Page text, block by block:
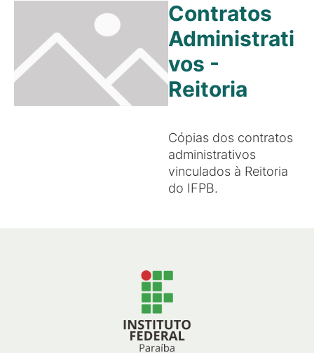
Contratos
Administrati
vos -
Reitoria
Cópias dos contratos
administrativos
vinculados à Reitoria
do IFPB.